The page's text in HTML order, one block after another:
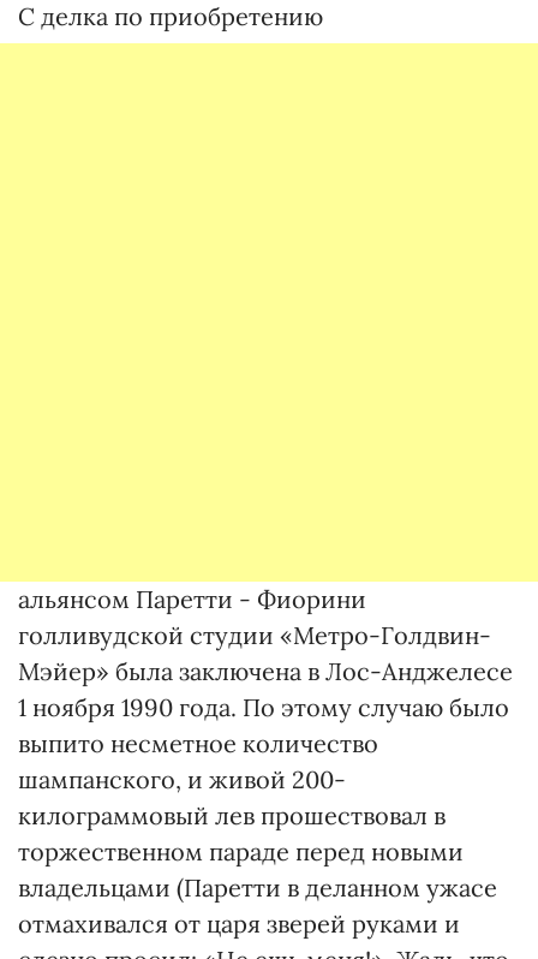
С делка по приобретению
альянсом Паретти - Фиорини
голливудской студии «Метро-Голдвин-
Мэйер» была заключена в Лос-Анджелесе
1 ноября 1990 года. По этому случаю было
выпито несметное количество
шампанского, и живой 200-
килограммовый лев прошествовал в
торжественном параде перед новыми
владельцами (Паретти в деланном ужасе
отмахивался от царя зверей руками и